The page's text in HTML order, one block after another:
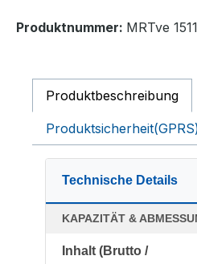
Produktnummer: MRTve 1511
Produktbeschreibung
Technische Details
KAPAZITÄT &
Inhalt (Brutto /